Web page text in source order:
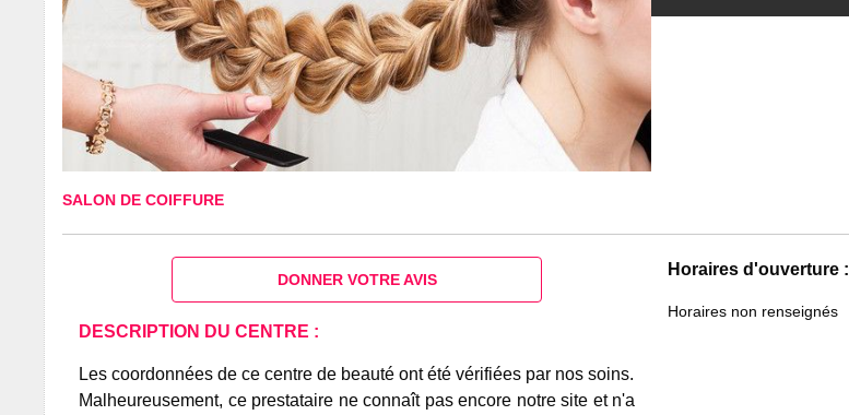
SALON DE COIFFURE
Horaires d'ouverture :
Horaires non renseignés
DONNER VOTRE AVIS
DESCRIPTION DU CENTRE :
Les coordonnées de ce centre de beauté ont été vérifiées par nos soins.
Malheureusement, ce prestataire ne connaît pas encore notre site et n'a